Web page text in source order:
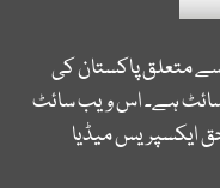
متعلق پاکستان کی
ہے۔ اس ویب سائٹ
ایکسپریس میڈیا